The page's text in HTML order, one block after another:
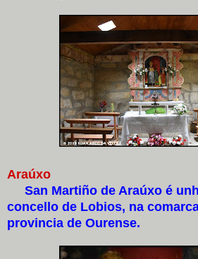
Araúxo
San Martiño de Araúxo é
concello de Lobios, na
provincia de Ourense.